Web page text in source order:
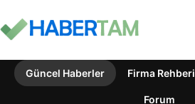
Güncel Haberler Firma Rehberi
Forum
Türkiye